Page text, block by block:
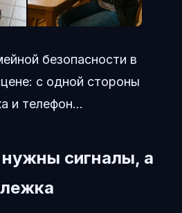
безопасности в
с одной стороны
и телефон...
сигналы, а